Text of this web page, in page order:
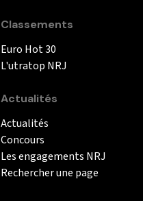
Classements
Euro Hot 30
L'utratop NRJ
Actualités
Actualités
Concours
Les engagements NRJ
Rechercher une page